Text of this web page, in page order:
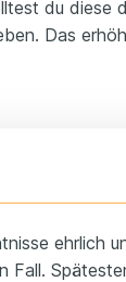
du diese
Das
ehrlich
Fall.